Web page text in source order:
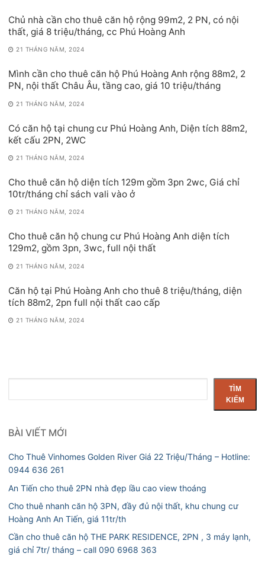
Chủ nhà cần cho thuê căn hộ rộng 99m2, 2 PN, có nội
thất, giá 8 triệu/tháng, cc Phú Hoàng Anh
21 THÁNG NĂM, 2024
Mình cần cho thuê căn hộ Phú Hoàng Anh rộng 88m2, 2
PN, nội thất Châu Âu, tầng cao, giá 10 triệu/tháng
21 THÁNG NĂM, 2024
Có căn hộ tại chung cư Phú Hoàng Anh, Diện tích 88m2,
kết cấu 2PN, 2WC
21 THÁNG NĂM, 2024
Cho thuê căn hộ diện tích 129m gồm 3pn 2wc, Giá chỉ
10tr/tháng chỉ sách vali vào ở
21 THÁNG NĂM, 2024
Cho thuê căn hộ chung cư Phú Hoàng Anh diện tích
129m2, gồm 3pn, 3wc, full nội thất
21 THÁNG NĂM, 2024
Căn hộ tại Phú Hoàng Anh cho thuê 8 triệu/tháng, diện
tích 88m2, 2pn full nội thất cao cấp
21 THÁNG NĂM, 2024
kiếm
TÌM
KIẾM
BÀI VIẾT MỚI
Cho Thuê Vinhomes Golden River Giá 22 Triệu/Tháng – Hotline:
0944 636 261
An Tiến cho thuê 2PN nhà đẹp lầu cao view thoáng
Cho thuê nhanh căn hộ 3PN, đầy đủ nội thất, khu chung cư
Hoàng Anh An Tiến, giá 11tr/th
Cần cho thuê căn hộ THE PARK RESIDENCE, 2PN , 3 máy lạnh,
giá chỉ 7tr/ tháng – call 090 6968 363